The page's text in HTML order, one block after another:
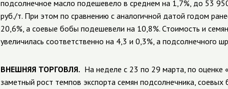
подсолнечное масло подешевело в среднем на 1,7%, до 53
руб./т. При этом по сравнению с аналогичной датой годом
20,6%, а соевые бобы подешевели на 10,8%. Стоимость и
увеличилась соответственно на 4,3 и 0,3%, а подсолнечного
ВНЕШНЯЯ ТОРГОВЛЯ. На неделе с 23 по 29 марта, по оценке
заметный рост темпов экспорта семян подсолнечника,